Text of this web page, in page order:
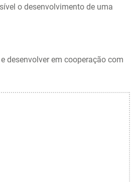
o desenvolvimento de uma
desenvolver em cooperação com